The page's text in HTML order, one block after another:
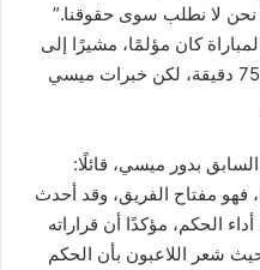
نحن لا نطلب سوى حقوقنا.”
كان مؤلمًا، مشيرًا إلى
أن منتخب مصر قدم أداءً قويًا لمدة 75 دقيقة، لكن خبرات ميسي
بدور ميسي، قائلًا:
فهو مفتاح الفريق، وقد أحدث
الحكم، مؤكدًا أن قراراته
شعر اللاعبون بأن الحكم